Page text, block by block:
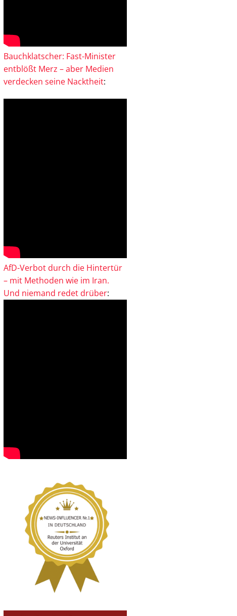
Bauchklatscher: Fast-Minister
entblößt Merz – aber Medien
verdecken seine Nacktheit:
AfD-Verbot durch die Hintertür
– mit Methoden wie im Iran.
Und niemand redet drüber: